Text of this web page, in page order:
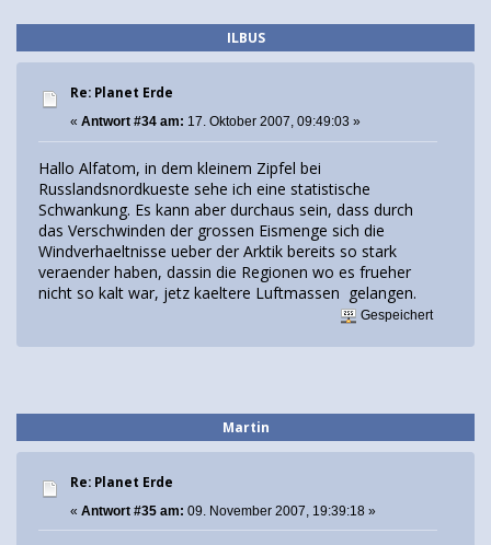
ILBUS
Re: Planet Erde
« Antwort #34 am: 17. Oktober 2007, 09:49:03 »
Hallo Alfatom, in dem kleinem Zipfel bei
Russlandsnordkueste sehe ich eine statistische
Schwankung. Es kann aber durchaus sein, dass durch
das Verschwinden der grossen Eismenge sich die
Windverhaeltnisse ueber der Arktik bereits so stark
veraender haben, dassin die Regionen wo es frueher
nicht so kalt war, jetz kaeltere Luftmassen gelangen.
Gespeichert
Martin
Re: Planet Erde
« Antwort #35 am: 09. November 2007, 19:39:18 »